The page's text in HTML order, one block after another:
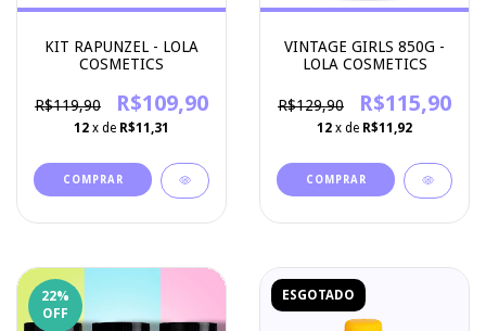
KIT RAPUNZEL - LOLA
COSMETICS
R$119,90 R$109,90
12 x de R$11,31
VINTAGE GIRLS 850G -
LOLA COSMETICS
R$129,90 R$115,90
12 x de R$11,92
22%
OFF
ESGOTADO